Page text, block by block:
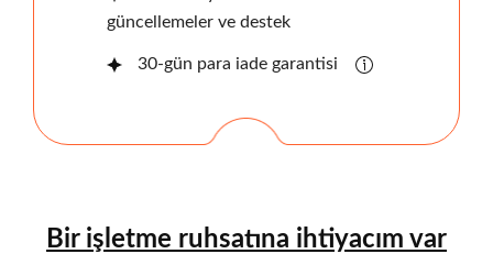
güncellemeler ve destek
30-gün para iade garantisi
Bir işletme ruhsatına ihtiyacım var